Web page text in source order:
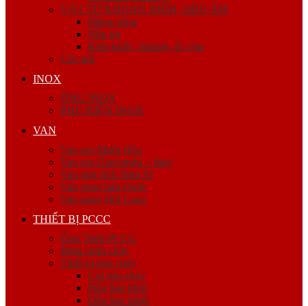
VẬT TƯ KHOAN NHỒI, SIÊU ÂM
Măng sông
Nắp bịt
Kẽm buộc, bulong, ốc viss
Cóc nối
INOX
ỐNG INOX
PHỤ KIỆN INOX
VAN
Van ren Minh Hòa
Van ren Giacomini – Italy
Van mặt bích Shin Yi
Van gang hàn Quốc
Van gang Đài Loan
THIẾT BỊ PCCC
Ống Thép PCCC
Bình chữa cháy
Thiết bị báo cháy
Còi báo cháy
Đầu báo khói
Đầu báo nhiệt